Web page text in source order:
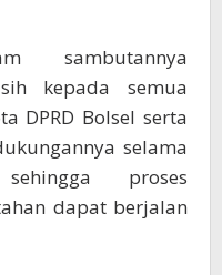
sambutannya
kepada semua
DPRD Bolsel serta
selama
proses
dapat berjalan